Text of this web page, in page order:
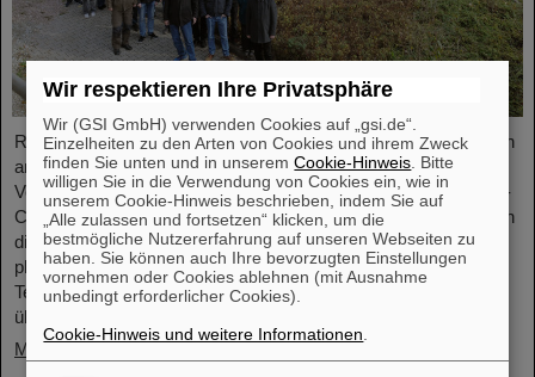
Rund 110 Oberstufenschüler*innen aus ganz Hessen besuchten
am Samstag, den 23. November, zum 25. Jubiläum der
Veranstaltungsreihe „Saturday Morning Physics“ den GSI/FAIR-
Campus. In Rundgängen durch die Forschungsanlagen erhielten
die Schüler*innen spannende Einblicke in die aktuelle
physikalische Forschung, erkundeten die bestehenden GSI-
Teilchenbeschleuniger und -Experimente und informierten sich
über den Bau der internationalen Beschleunigeranlage FAIR.
Mehr »
Wir respektieren Ihre Privatsphäre
Wir (GSI GmbH) verwenden Cookies auf „gsi.de“.
Einzelheiten zu den Arten von Cookies und ihrem Zweck
finden Sie unten und in unseremCookie-Hinweis . Bitte
willigen Sie in die Verwendung von Cookies ein, wie in
unserem Cookie-Hinweis beschrieben, indem Sie auf
„Alle zulassen und fortsetzen“ klicken, um die
bestmögliche Nutzererfahrung auf unseren Webseiten zu
haben. Sie können auch Ihre bevorzugten Einstellungen
vornehmen oder Cookies ablehnen (mit Ausnahme
unbedingt erforderlicher Cookies).
Cookie-Hinweis und weitere Informationen